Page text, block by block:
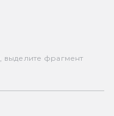
выделите фрагмент